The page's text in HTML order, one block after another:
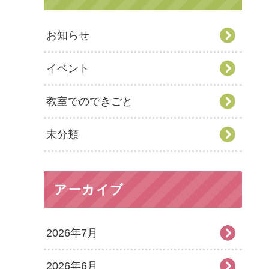
お知らせ
イベント
教室でのできごと
未分類
アーカイブ
2026年7月
2026年6月